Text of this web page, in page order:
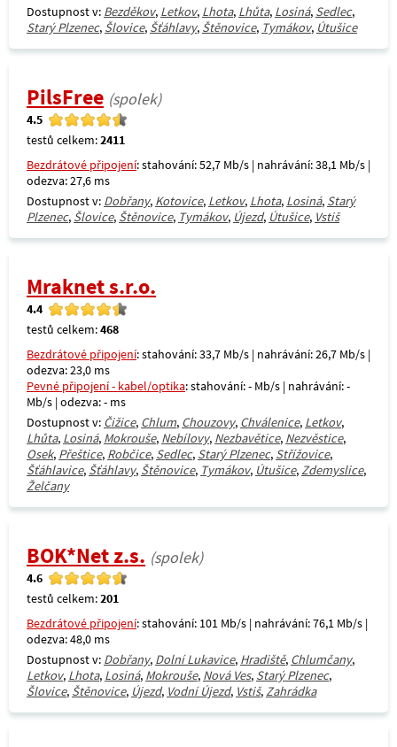
Dostupnost v: Bezděkov, Letkov, Lhota, Lhůta, Losiná, Sedlec,
Starý Plzenec, Šlovice, Šťáhlavy, Štěnovice, Tymákov, Útušice
PilsFree (spolek)
4.5
testů celkem:2411
Bezdrátové připojení: stahování: 52,7 Mb/s | nahrávání: 38,1 Mb/s |
odezva: 27,6 ms
Dostupnost v: Dobřany, Kotovice, Letkov, Lhota, Losiná, Starý
Plzenec, Šlovice, Štěnovice, Tymákov, Újezd, Útušice, Vstiš
Mraknet s.r.o.
4.4
testů celkem:468
Bezdrátové připojení: stahování: 33,7 Mb/s | nahrávání: 26,7 Mb/s |
odezva: 23,0 ms
Pevné připojení - kabel/optika: stahování: - Mb/s | nahrávání: -
Mb/s | odezva: - ms
Dostupnost v: Čižice, Chlum, Chouzovy, Chválenice, Letkov,
Lhůta, Losiná, Mokrouše, Nebílovy, Nezbavětice, Nezvěstice,
Osek, Přeštice, Robčice, Sedlec, Starý Plzenec, Střížovice,
Šťáhlavice, Šťáhlavy, Štěnovice, Tymákov, Útušice,Zdemyslice,
Želčany
BOK*Net z.s. (spolek)
4.6
testů celkem:201
Bezdrátové připojení: stahování: 101 Mb/s | nahrávání: 76,1 Mb/s |
odezva: 48,0 ms
Dostupnost v: Dobřany, Dolní Lukavice, Hradiště, Chlumčany,
Letkov, Lhota, Losiná, Mokrouše, Nová Ves, Starý Plzenec,
Šlovice, Štěnovice, Újezd, Vodní Újezd, Vstiš,Zahrádka